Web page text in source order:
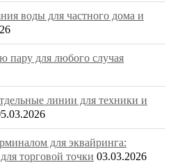
воды для частного дома и
пару для любого случая
линии для техники и
для эквайринга:
торговой точки 03.03.2026